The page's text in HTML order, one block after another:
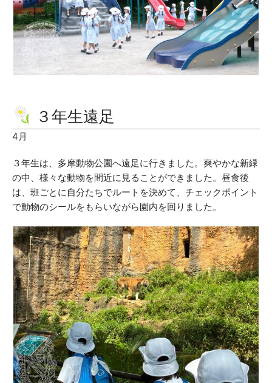
３年生遠足
4月
３年生は、多摩動物公園へ遠足に行きました。爽やかな新緑
の中、様々な動物を間近に見ることができました。昼食後
は、班ごとに自分たちでルートを決めて、チェックポイント
で動物のシールをもらいながら園内を回りました。